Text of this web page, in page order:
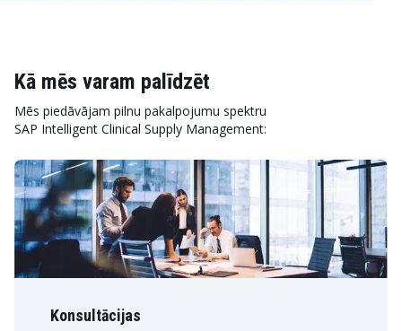
Kā mēs varam palīdzēt
Mēs piedāvājam pilnu pakalpojumu spektru
SAP Intelligent Clinical Supply Management:
Konsultācijas